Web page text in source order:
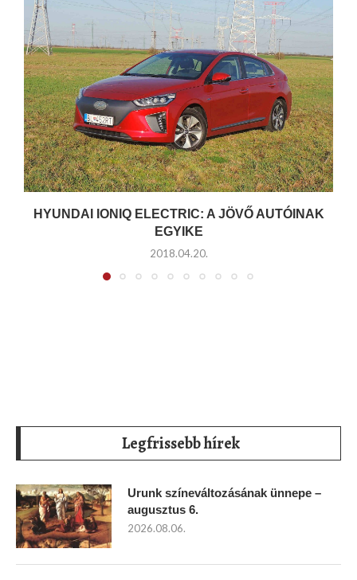
HYUNDAI IONIQ ELECTRIC: A JÖVŐ AUTÓINAK
EGYIKE
2018.04.20.
Legfrissebb hírek
Urunk színeváltozásának ünnepe –
augusztus 6.
2026.08.06.